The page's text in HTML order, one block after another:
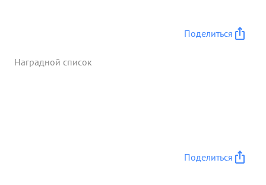
Поделиться
Наградной список
Поделиться